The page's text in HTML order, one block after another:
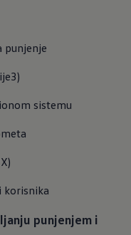
punjenje
sistemu
korisnika
punjenjem i